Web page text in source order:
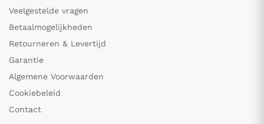
Veelgestelde vragen
Betaalmogelijkheden
Retourneren & Levertijd
Garantie
Algemene Voorwaarden
Cookiebeleid
Contact